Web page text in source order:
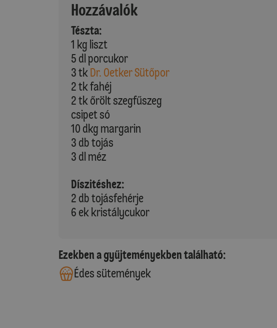
Hozzávalók
Tészta:
1 kg liszt
5 dl porcukor
3 tkDr. Oetker Sütőpor
2 tk fahéj
2 tk őrölt szegfűszeg
csipet só
10 dkg margarin
3 db tojás
3 dl méz
Díszitéshez:
2 db tojásfehérje
6 ek kristálycukor
Ezekben a gyűjteményekben található:
Édes sütemények